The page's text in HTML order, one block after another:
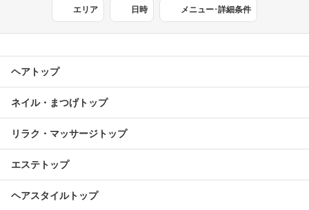
エリア 日時 メニュー･詳細条件
ヘアトップ
ネイル・まつげトップ
リラク・マッサージトップ
エステトップ
ヘアスタイルトップ